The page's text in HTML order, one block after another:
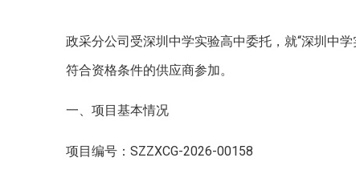
政采分公司受深圳中学实验高中委托，就“深圳中
符合资格条件的供应商参加。
一、项目基本情况
项目编号：SZZXCG-2026-00158